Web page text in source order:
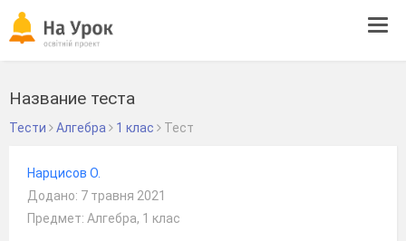
Название теста
Тести Алгебра 1 клас Тест
Нарцисов О.
Додано: 7 травня 2021
Предмет: Алгебра, 1 клас